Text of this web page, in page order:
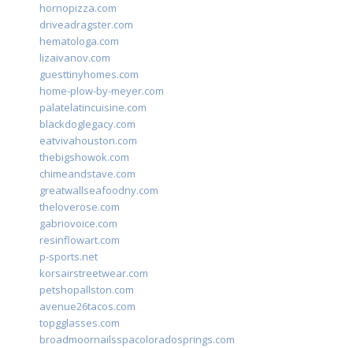
hornopizza.com
driveadragster.com
hematologa.com
lizaivanov.com
guesttinyhomes.com
home-plow-by-meyer.com
palatelatincuisine.com
blackdoglegacy.com
eatvivahouston.com
thebigshowok.com
chimeandstave.com
greatwallseafoodny.com
theloverose.com
gabriovoice.com
resinflowart.com
p-sports.net
korsairstreetwear.com
petshopallston.com
avenue26tacos.com
topgglasses.com
broadmoornailsspacoloradosprings.com